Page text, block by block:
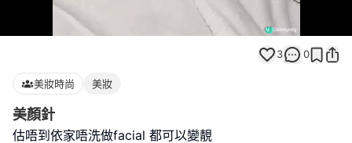
100.00%
3 0
美妝時尚 美妝
美顏針
估唔到依家唔洗做facial 都可以變靚